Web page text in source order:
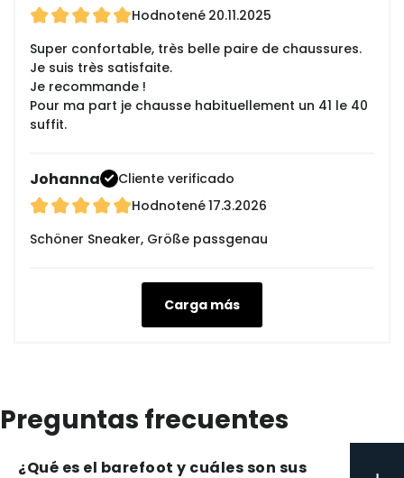
Hodnotené 20.11.2025
Super confortable, très belle paire de chaussures.
Je suis très satisfaite.
Je recommande !
Pour ma part je chausse habituellement un 41 le 40
suffit.
Johanna
Cliente verificado
Hodnotené17.3.2026
Schöner Sneaker, Größe passgenau
Carga más
Preguntas frecuentes
¿Qué es el barefoot y cuáles son sus